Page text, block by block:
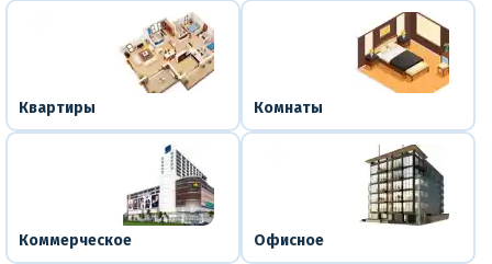
Квартиры Комнаты
Коммерческое Офисное